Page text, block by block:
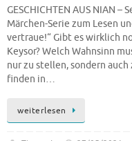
GESCHICHTEN AUS NIAN
Märchen-Serie zum Lesen
vertraue!“ Gibt es wirklich
Keysor? Welch Wahnsinn
nur zu stellen, sondern
finden in…
weiterlesen